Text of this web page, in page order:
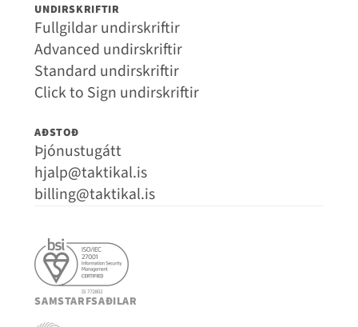
UNDIRSKRIFTIR
Fullgildar undirskriftir
Advanced undirskriftir
Standard undirskriftir
Click to Sign undirskriftir
AÐSTOÐ
Þjónustugátt
hjalp@taktikal.is
billing@taktikal.is
SAMSTARFSAÐILAR